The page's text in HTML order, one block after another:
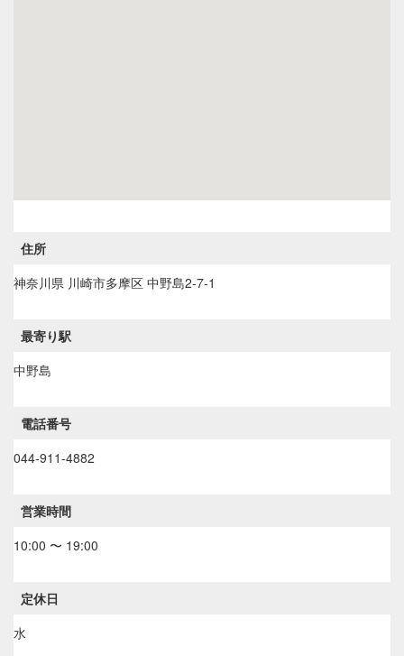
住所
神奈川県 川崎市多摩区 中野島2-7-1
最寄り駅
中野島
電話番号
044-911-4882
営業時間
10:00 〜 19:00
定休日
水